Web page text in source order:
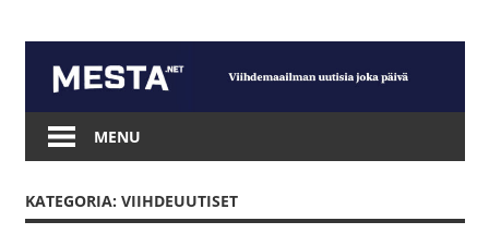
content
Mesta.net
MENU
KATEGORIA: VIIHDEUUTISET